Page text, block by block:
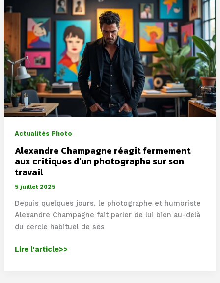
pages
de
«
Le
Monde
»
Actualités Photo
Alexandre Champagne réagit fermement
aux critiques d’un photographe sur son
travail
5 juillet 2025
Depuis quelques jours, le photographe et humoriste
Alexandre Champagne fait parler de lui bien au-delà
du cercle habituel de ses
Alexandre
Lire l'article>>